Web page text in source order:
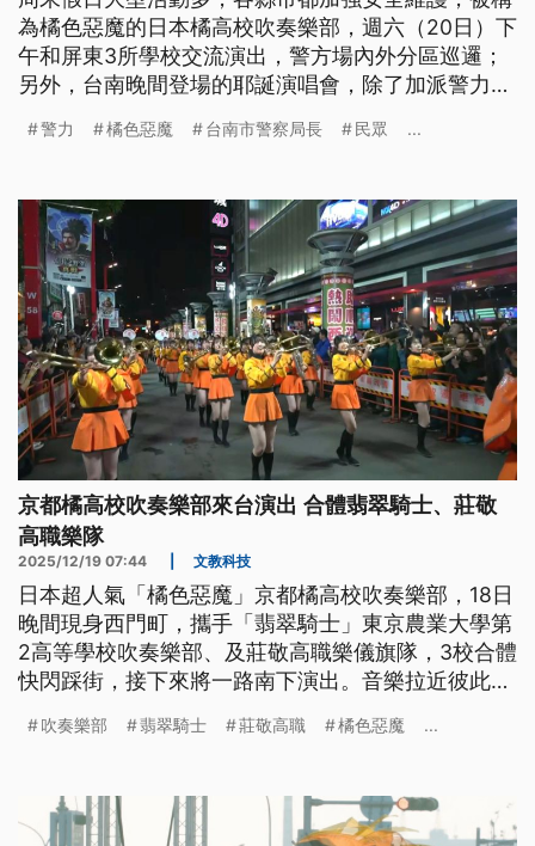
為橘色惡魔的日本橘高校吹奏樂部，週六（20日）下
午和屏東3所學校交流演出，警方場內外分區巡邏；
另外，台南晚間登場的耶誕演唱會，除了加派警力到
警力 橘色惡魔 台南市警察局長 民眾 ...
京都橘高校吹奏樂部來台演出 合體翡翠騎士、莊敬
高職樂隊
2025/12/19 07:44 文教科技
日本超人氣「橘色惡魔」京都橘高校吹奏樂部，18日
晚間現身西門町，攜手「翡翠騎士」東京農業大學第
2高等學校吹奏樂部、及莊敬高職樂儀旗隊，3校合體
快閃踩街，接下來將一路南下演出。音樂拉近彼此距
吹奏樂部 翡翠騎士 莊敬高職 橘色惡魔 ...